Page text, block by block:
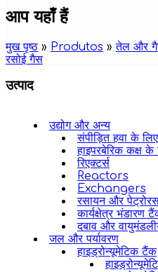
आप यहाँ हैं
मुख पृष्ठ » Produtos »तेल और
रसोई गैस
उत्पाद
उद्योग और अन्य
संपीड़ित हवा के
हाइपरबेरिक कक्ष
रिएक्टर्स
Reactors
Exchangers
रसायन और
कार्यक्षेत्र भंडारण
दबाव और
जल और पर्यावरण
हाइड्रोन्यूमेटिक टैंक